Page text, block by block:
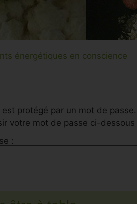
énergétiques en conscience
est protégé par un mot de passe.
votre mot de passe ci-dessous
: